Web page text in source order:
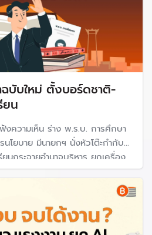
ฉบับใหม่ ตั้งบอร์ดชาติ-
ยน
งความเห็น ร่าง พ.ร.บ. การศึกษา
โยบาย มีนายกฯ นั่งหัวโต๊ะกำกับ
นกระจายอำนาจบริหาร ยกเครื่อง
ำเป็นเน้นเรียนรู้ตามสมรรถนะ
ภาระงานครู